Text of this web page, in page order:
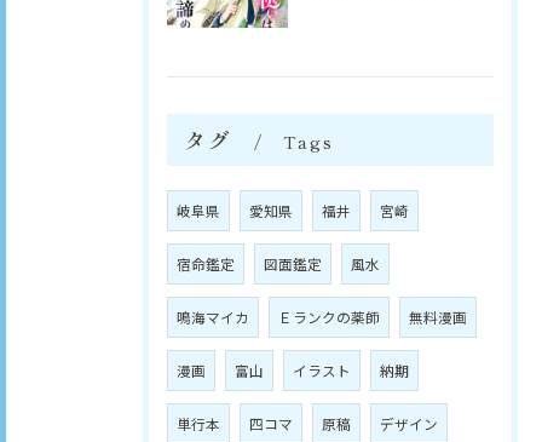
タグ Tags
岐阜県 愛知県 福井 宮崎
宿命鑑定 図面鑑定 風水
鳴海マイカ Ｅランクの薬師 無料漫画
漫画 富山 イラスト 納期
単行本 四コマ 原稿 デザイン